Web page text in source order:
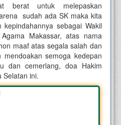
berat untuk melepaskan
sudah ada SK maka kita
sebagai Wakil
Makassar, atas nama
maaf atas segala salah dan
semoga kedepan
dan cemerlang, doa Hakim
Selatan ini.